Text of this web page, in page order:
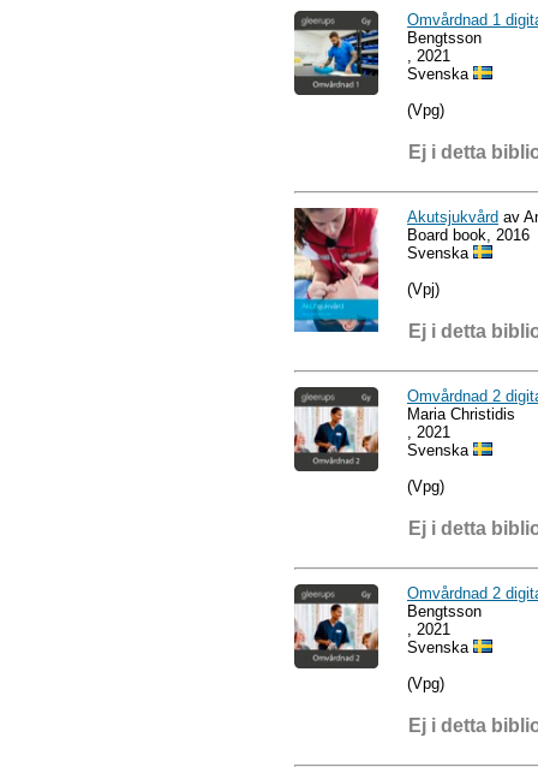
Omvårdnad 1
Bengtsson
, 2021
Svenska
(Vpg)
Ej i detta
Akutsjukvård av
Board book, 2016
Svenska
(Vpj)
Ej i detta
Omvårdnad 2
Maria Christidis
, 2021
Svenska
(Vpg)
Ej i detta
Omvårdnad 2
Bengtsson
, 2021
Svenska
(Vpg)
Ej i detta